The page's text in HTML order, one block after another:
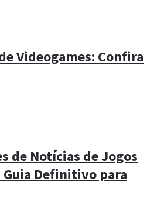
Videogames: Confira
de Notícias de Jogos
Guia Definitivo para